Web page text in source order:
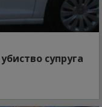
супруга